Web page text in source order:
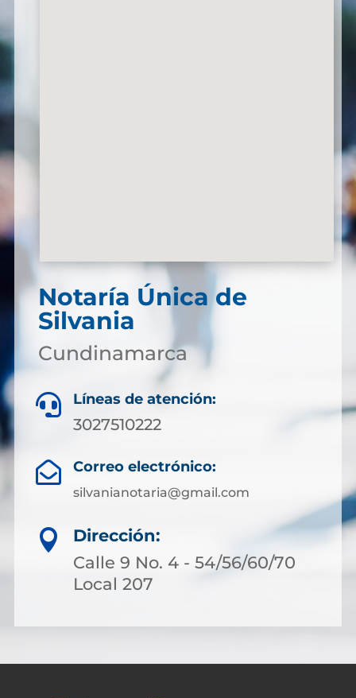
Notaría Única de
Silvania
Cundinamarca
 Líneas de atención:
3027510222
 Correo electrónico:
silvanianotaria@gmail.com

Dirección:
Calle 9 No. 4 - 54/56/60/70
Local 207